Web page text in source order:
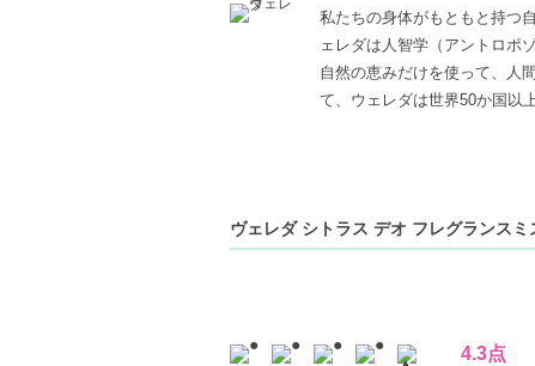
私たちの身体がもともと持つ
ェレダは人智学（アントロポ
自然の恵みだけを使って、人
て、ウェレダは世界50か国以
ヴェレダ シトラス デオ フレグランス
4.3点